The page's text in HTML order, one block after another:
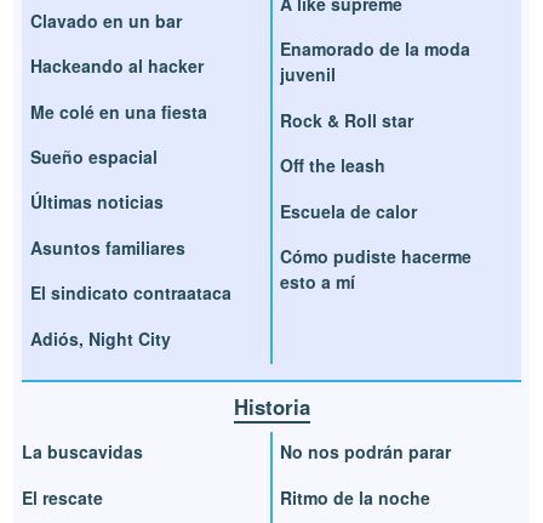
Clavado en un bar
Hackeando al hacker
Me colé en una fiesta
Sueño espacial
Últimas noticias
Asuntos familiares
El sindicato contraataca
Adiós, Night City
Enamorado de la moda
juvenil
Rock & Roll star
Off the leash
Escuela de calor
Cómo pudiste hacerme
esto a mí
Historia
La buscavidas
El rescate
No nos podrán parar
Ritmo de la noche